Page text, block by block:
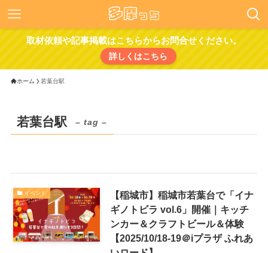
取材依頼や記事掲載はこちらからお問合せください。
詳しくはこちら
ホーム 若葉台駅
若葉台駅 – tag –
イベント
【稲城市】稲城市若葉台で「イナ
ギノトビラ vol.6」開催｜キッチ
ンカー＆クラフトビール＆体験
【2025/10/18-19＠iプラザ ふれあ